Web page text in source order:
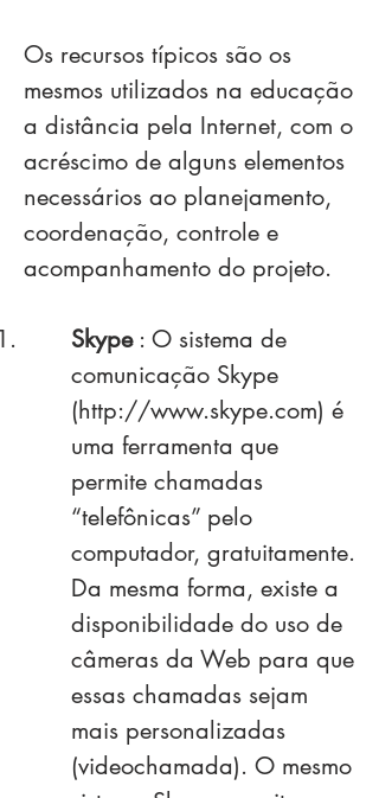
Os recursos típicos são os
mesmos utilizados na educação
a distância pela Internet, com o
acréscimo de alguns elementos
necessários ao planejamento,
coordenação, controle e
acompanhamento do projeto.
Skype: O sistema de
comunicação Skype
(http://www.skype.com) é
uma ferramenta que
permite chamadas
“telefônicas” pelo
computador, gratuitamente.
Da mesma forma, existe a
disponibilidade do uso de
câmeras da Web para que
essas chamadas sejam
mais personalizadas
(videochamada). O mesmo